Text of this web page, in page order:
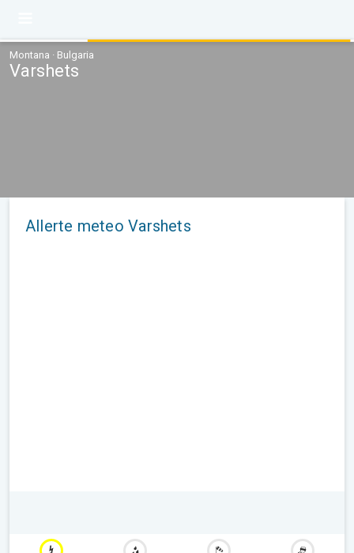
Montana · Bulgaria
Varshets
Allerte meteo Varshets